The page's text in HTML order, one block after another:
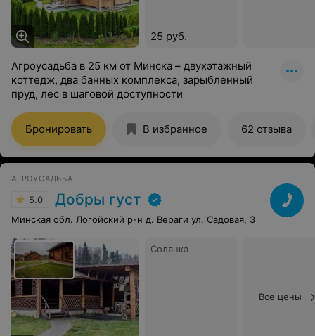
25 руб.
Агроусадьба в 25 км от Минска – двухэтажный
коттедж, два банных комплекса, зарыбленный
пруд, лес в шаговой доступности
Бронировать В избранное 62 отзыва
АГРОУСАДЬБА
5.0 Добры густ
Минская обл. Логойский р-н д. Вераги ул. Садовая, 3
Солянка
Все цены